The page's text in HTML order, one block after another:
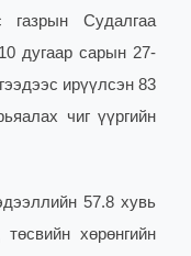
газрын Судалгаа
дугаар сарын 27-
ирүүлсэн 83
чиг үүргийн
57.8 хувь
хөрөнгийн